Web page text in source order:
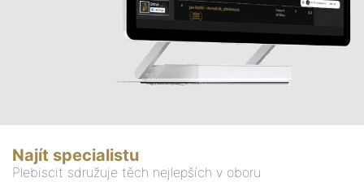
Najít specialistu
Plebiscit sdružuje těch nejlepších v oboru